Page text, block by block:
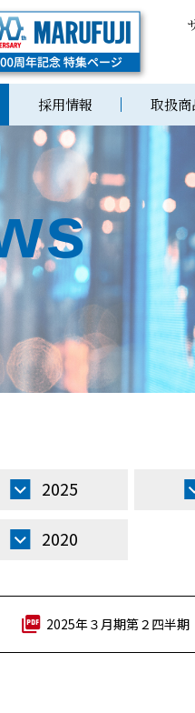
採用情報 取扱商
2025
2020
2025年３月期第２四半期